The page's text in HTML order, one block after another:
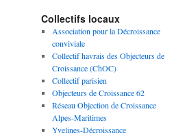
Collectifs locaux
Association pour la Décroissance
conviviale
Collectif havrais des Objecteurs de
Croissance (ChOC)
Collectif parisien
Objecteurs de Croissance 62
Réseau Objection de Croissance
Alpes-Maritimes
Yvelines-Décroissance